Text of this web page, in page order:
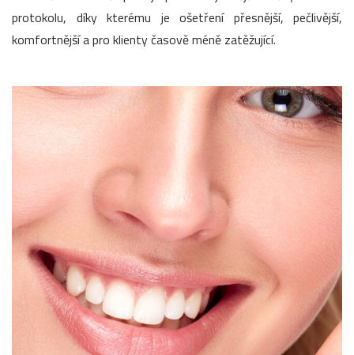
protokolu, díky kterému je ošetření přesnější, pečlivější,
komfortnější a pro klienty časově méně zatěžující.